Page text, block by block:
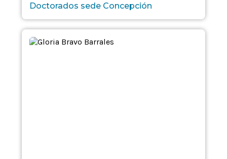
Doctorados sede Concepción